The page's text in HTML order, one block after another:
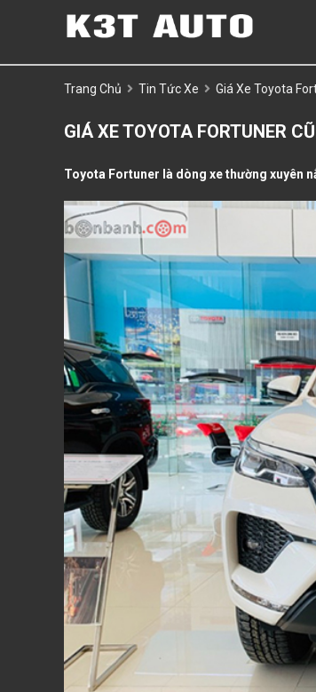
Trang Chủ Tin Tức Xe Giá Xe Toyota
GIÁ XE TOYOTA FORTUNER
Toyota Fortuner là dòng xe thường xuyên